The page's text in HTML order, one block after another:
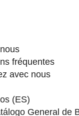
fréquentes
avec nous
(ES)
General de